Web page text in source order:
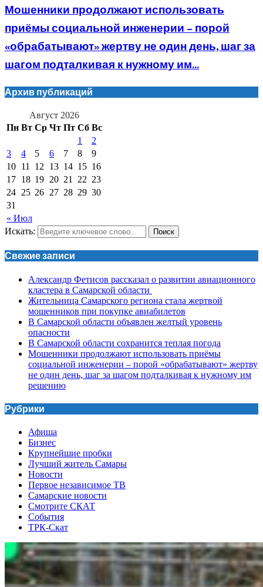
Мошенники продолжают использовать
приёмы социальной инженерии – порой
«обрабатывают» жертву не один день, шаг за
шагом подталкивая к нужному им...
Архив публикаций
Август 2026
Пн Вт Ср Чт Пт Сб Вс
« Июл
1
2
3
4 5 6 7 8
9
10 11 12 13 14 15 16
17 18 19 20 21 22 23
24 25 26 27 28 29 30
31
Искать: Поиск
Свежие записи
Александр Фетисов рассказал о развитии авиационного
кластера в Самарской области
Жительница Самарского региона стала жертвой
мошенников при покупке авиабилетов
В Самарской области объявлен желтый уровень
опасности
В Самарской области сохранится теплая погода
Мошенники продолжают использовать приёмы
социальной инженерии – порой «обрабатывают» жертву
не один день, шаг за шагом подталкивая к нужному им
решению
Рубрики
Афиша
Бизнес
Крупнейшие пробки
Лучший житель Самары
Новости
Первое независимое ТВ
Самарские новости
Смотрите СКАТ
События
ТРК-Скат